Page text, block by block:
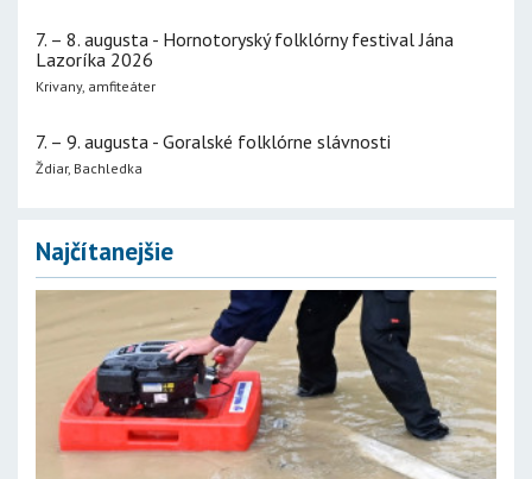
7. – 8. augusta - Hornotoryský folklórny festival Jána
Lazoríka 2026
Krivany, amfiteáter
7. – 9. augusta - Goralské folklórne slávnosti
Ždiar, Bachledka
Najčítanejšie